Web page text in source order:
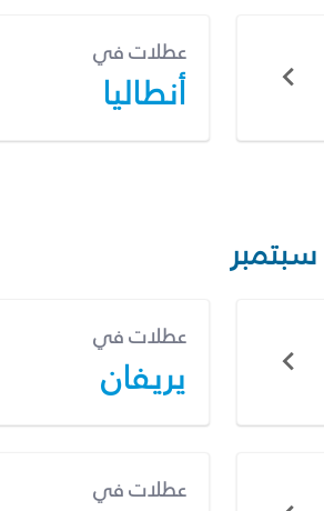
عطلات في
أنطاليا
سبتمبر
عطلات في
يريفان
عطلات في